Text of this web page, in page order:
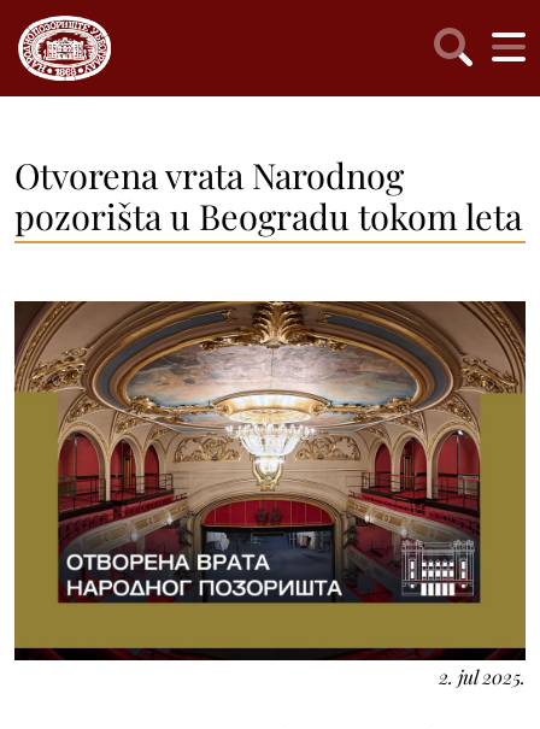
Otvorena vrata Narodnog
pozorišta u Beogradu tokom leta
2. jul 2025.